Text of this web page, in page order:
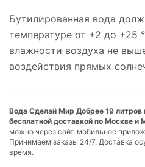
Бутилированная вода
температуре от +2 до +25
влажности воздуха не
воздействия прямых
Вода Сделай Мир Добрее 19 литров
бесплатной доставкой по Москве и
можно через сайт, мобильное
Принимаем заказы 24/7. Доставка
время.